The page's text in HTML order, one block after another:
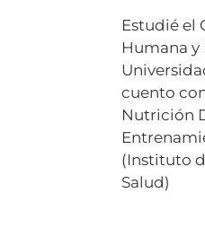
Estudié el
Humana y
cuento
Nutrición
(Instituto
Salud)